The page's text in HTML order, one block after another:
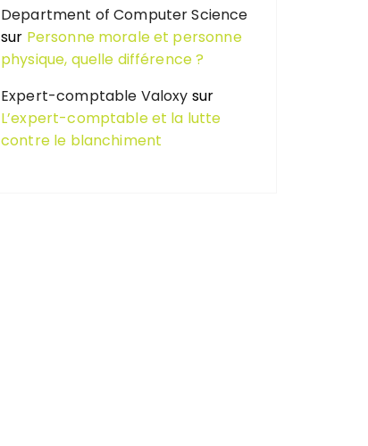
Department of Computer Science
sur Personne morale et personne
physique, quelle différence ?
Expert-comptable Valoxy sur
L’expert-comptable et la lutte
contre le blanchiment